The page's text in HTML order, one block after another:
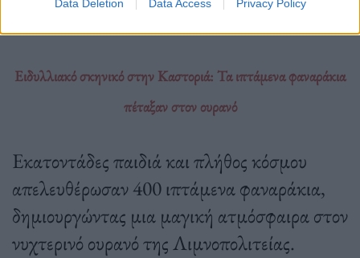
Data Deletion Data Access Privacy Policy
Εφημερίδα
Ειδυλλιακό σκηνικό στην Καστοριά: Τα ιπτάμενα φαναράκια
πέταξαν στον ουρανό
Εκατοντάδες παιδιά και πλήθος κόσμου
απελευθέρωσαν 400 ιπτάμενα φαναράκια,
δημιουργώντας μια μαγική ατμόσφαιρα στον
νυχτερινό ουρανό της Λιμνοπολιτείας.